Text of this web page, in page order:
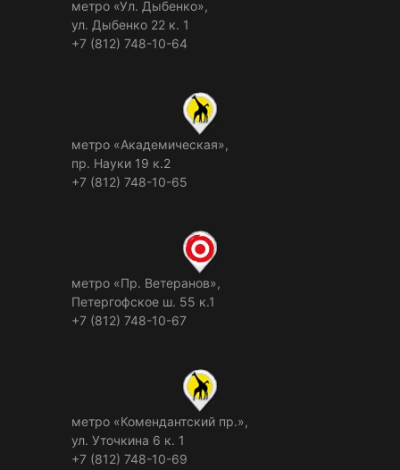
метро «Ул. Дыбенко»,
ул. Дыбенко 22 к. 1
+7 (812) 748-10-64
метро «Академическая»,
пр. Науки 19 к.2
+7 (812) 748-10-65
метро «Пр. Ветеранов»,
Петергофское ш. 55 к.1
+7 (812) 748-10-67
метро «Комендантский пр.»,
ул. Уточкина 6 к. 1
+7 (812) 748-10-69